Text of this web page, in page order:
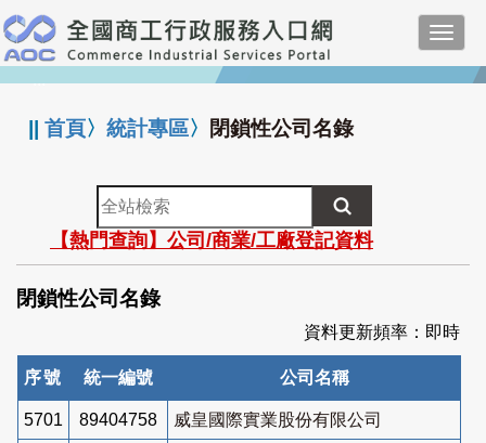
跳
到
主
要
:::
||首頁〉統計專區〉 閉鎖性公司名錄
全
站
檢
索
【熱門查詢】公司/商業/工廠登記資料
閉鎖性公司名錄
資料更新頻率：即時
序號 統一編號 公司名稱
5701 89404758 威皇國際實業股份有限公司